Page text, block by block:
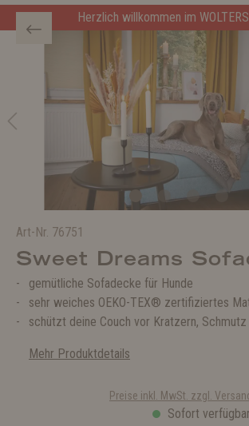
Herzlich willkommen im
Art-Nr. 76751
Sweet Dreams
gemütliche Sofadecke für Hunde
sehr weiches OEKO-TEX® zertifiziertes
schützt deine Couch vor Kratzern, Schmutz
Mehr Produktdetails
Preise inkl. MwSt. zzgl.
Sofort